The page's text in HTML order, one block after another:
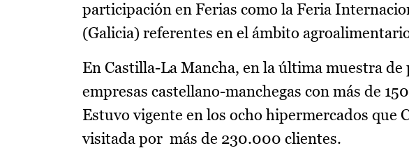
participación en Ferias como la Feria
(Galicia) referentes en el ámbito
En Castilla-La Mancha, en la última muestra
empresas castellano-manchegas con más de
Estuvo vigente en los ocho hipermercados que
visitada por más de 230.000 clientes.